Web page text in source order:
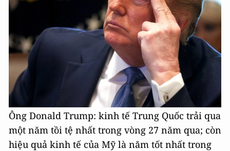
Ông Donald Trump: kinh tế Trung Quốc trải qua
một năm tồi tệ nhất trong vòng 27 năm qua; còn
hiệu quả kinh tế của Mỹ là năm tốt nhất trong